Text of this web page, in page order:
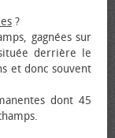
?
gagnées sur
derrière le
et donc souvent
dont 45